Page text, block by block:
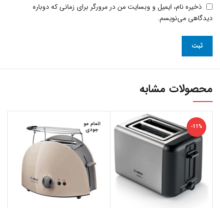
ذخیره نام، ایمیل و وبسایت من در مرورگر برای زمانی که دوباره
دیدگاهی می‌نویسم.
محصولات مشابه
-11%
اتمام مو
جودی